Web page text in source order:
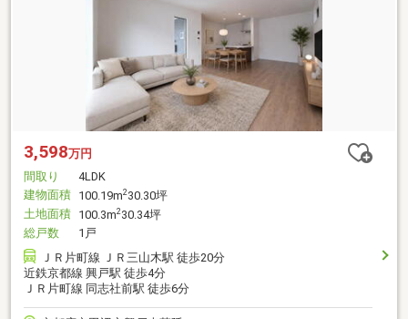
3,598万円
間取り
4LDK
建物面積 100.19m2 30.30坪
土地面積 100.3m2 30.34坪
総戸数
1戸
ＪＲ片町線 ＪＲ三山木駅 徒歩20分
近鉄京都線 興戸駅 徒歩4分
ＪＲ片町線 同志社前駅 徒歩6分